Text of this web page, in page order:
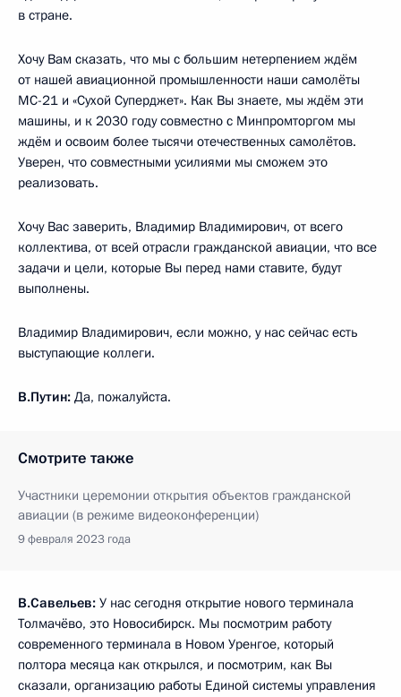
в стране.
Хочу Вам сказать, что мы с большим нетерпением ждём
от нашей авиационной промышленности наши самолёты
МС-21 и «Сухой Суперджет». Как Вы знаете, мы ждём эти
машины, и к 2030 году совместно с Минпромторгом мы
ждём и освоим более тысячи отечественных самолётов.
Уверен, что совместными усилиями мы сможем это
реализовать.
Хочу Вас заверить, Владимир Владимирович, от всего
коллектива, от всей отрасли гражданской авиации, что все
задачи и цели, которые Вы перед нами ставите, будут
выполнены.
Владимир Владимирович, если можно, у нас сейчас есть
выступающие коллеги.
В.Путин: Да, пожалуйста.
Смотрите также
Участники церемонии открытия объектов гражданской
авиации (в режиме видеоконференции)
9 февраля 2023 года
В.Савельев: У нас сегодня открытие нового терминала
Толмачёво, это Новосибирск. Мы посмотрим работу
современного терминала в Новом Уренгое, который
полтора месяца как открылся, и посмотрим, как Вы
сказали, организацию работы Единой системы управления